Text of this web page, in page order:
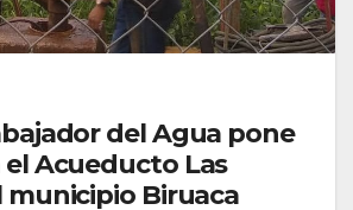
del Agua pone
Acueducto Las
municipio Biruaca